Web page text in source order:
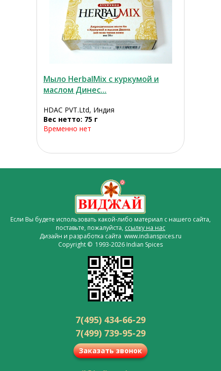
Мыло HerbalMix с куркумой и
маслом Динес...
HDAC PVT.Ltd, Индия
Вес нетто: 75 г
Временно нет
Если Вы будете использовать какой-либо материал с нашего сайта,
поставьте, пожалуйста, ссылку на нас
Дизайн и разработка сайта www.indianspices.ru
Copyright © 1993-2026 Indian Spices
7(495) 434-66-29
7(499) 739-95-29
Заказать звонок